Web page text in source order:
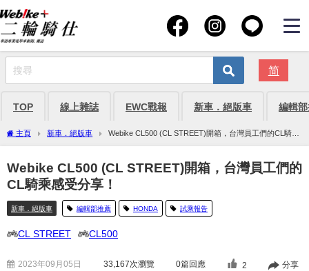
简
TOP 線上雜誌 EWC戰報 新車．絕版車 編輯
主頁 新車．絕版車
Webike CL500 (CL STREET)開箱，台灣員工們的CL騎乘
感受分享！
Webike CL500 (CL STREET)開箱，台灣員工們的
CL騎乘感受分享！
新車．絕版車 編輯部推薦 HONDA 試乘報告
CL STREET CL500
2023年09月05日 33,167次瀏覽 0篇回應 2 分享